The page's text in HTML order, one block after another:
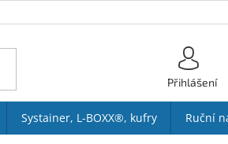
Přihlášení
Systainer, L-BOXX®, kufry Ruční